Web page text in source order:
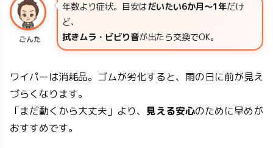
ごんた
年数より症状。目安はだいたい6か月〜1年だけ
ど、
拭きムラ・ビビり音が出たら交換でOK。
ワイパーは消耗品。ゴムが劣化すると、雨の日に前が見え
づらくなります。
「まだ動くから大丈夫」より、 見える安心のために早めが
おすすめです。